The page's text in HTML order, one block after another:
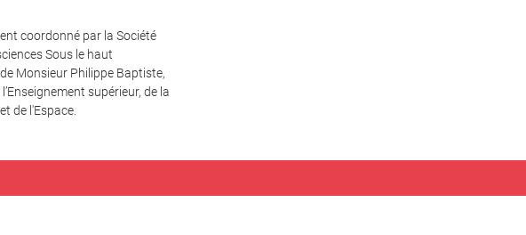
coordonné par la Société
Sous le haut
Monsieur Philippe Baptiste,
supérieur, de la
de l'Espace.